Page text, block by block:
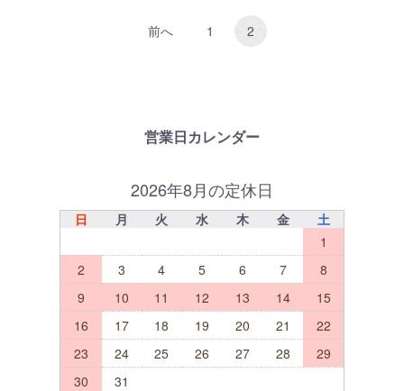
前へ 1 2
営業日カレンダー
2026年8月の定休日
日 月 火 水 木 金
土
1
2
3 4 5 6 7
8
9
10 11 12 13 14
15
16
17 18 19 20 21
22
23
24 25 26 27 28
29
30
31